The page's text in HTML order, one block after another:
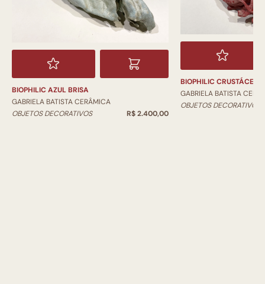
BIOPHILIC AZUL BRISA
GABRIELA BATISTA CERÂMICA
OBJETOS DECORATIVOS
R$ 2.400,00
BIOPHILIC CRUSTÁCEO
GABRIELA BATISTA
OBJETOS DECORATIVOS